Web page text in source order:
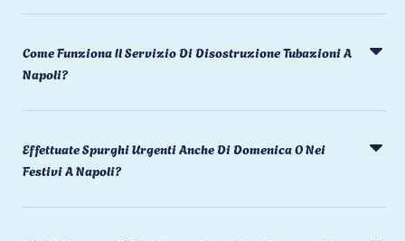
Come Funziona Il Servizio Di Disostruzione Tubazioni A
Napoli?
Effettuate Spurghi Urgenti Anche Di Domenica O Nei
Festivi A Napoli?